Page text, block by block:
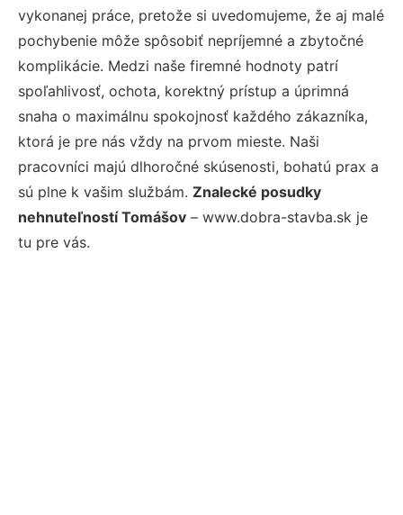
vykonanej práce, pretože si uvedomujeme, že aj malé
pochybenie môže spôsobiť nepríjemné a zbytočné
komplikácie. Medzi naše firemné hodnoty patrí
spoľahlivosť, ochota, korektný prístup a úprimná
snaha o maximálnu spokojnosť každého zákazníka,
ktorá je pre nás vždy na prvom mieste. Naši
pracovníci majú dlhoročné skúsenosti, bohatú prax a
sú plne k vašim službám. Znalecké posudky
nehnuteľností Tomášov – www.dobra-stavba.sk je
tu pre vás.